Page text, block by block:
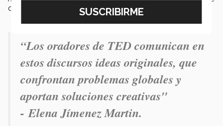
de la
Licenciatura en Relaciones Internacionales.
“Los oradores de TED comunican en
estos discursos ideas originales, que
confrontan problemas globales y
aportan soluciones creativas"
-Elena Jímenez Martin.